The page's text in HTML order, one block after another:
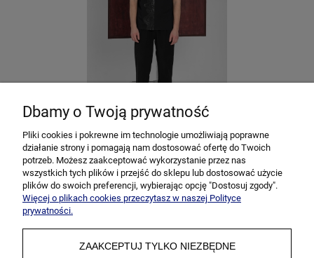
Koszulka BOLD // ICON z panelami
649,00 zł
« »
Dbamy o Twoją prywatność
Pliki cookies i pokrewne im technologie umożliwiają poprawne
działanie strony i pomagają nam dostosować ofertę do Twoich
potrzeb. Możesz zaakceptować wykorzystanie przez nas
wszystkich tych plików i przejść do sklepu lub dostosować użycie
plików do swoich preferencji, wybierając opcję "Dostosuj zgody".
Więcej o plikach cookies przeczytasz w naszej Polityce
prywatności.
ZAAKCEPTUJ TYLKO NIEZBĘDNE